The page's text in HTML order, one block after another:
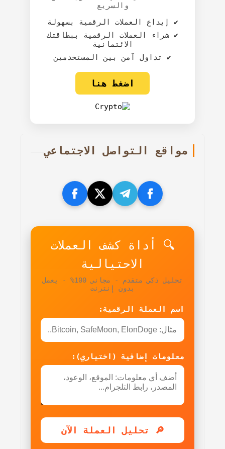
والسريع
✔️ إيداع العملات الرقمية بسهولة
✔️ شراء العملات الرقمية ببطاقتك
الائتمانية
✔️ تداول آمن بين المستخدمين
اضغط هنا
مواقع التواصل الاجتماعي
🔍 أداة كشف العملات
الاحتيالية
تحليل ذكي متقدم - مجاني 100% - يعمل
بدون إنترنت
اسم العملة الرقمية:
معلومات إضافية (اختياري):
🔎 تحليل العملة الآن